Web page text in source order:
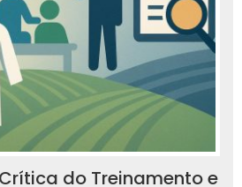
do Treinamento e